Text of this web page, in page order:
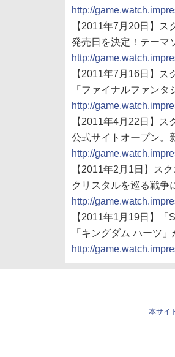
http://
【2011年7月20日】ス
発売日を決定！テーマ
http://
【2011年7月16日】
「ファイナルファン
http://
【2011年4月22日】ス
公式サイトオープン。
http://
【2011年2月1日】ス
クリスタルを巡る戦争
http://
【2011年1月19日】
「キングダム ハーツ
http://
本サイ